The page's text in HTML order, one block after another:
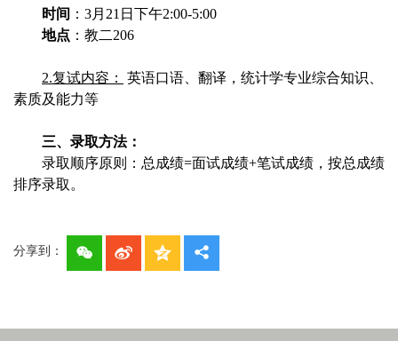
时间 ： 3月 21 日下午2:00-5:00
地点 ：教二206
2.复试内容：
英语口语、翻译，统计学专业综合知识、
素质及能力等
三、录取方法：
录取顺序原则：总成绩=面试成绩+笔试成绩，按总成绩
排序录取。
分享到：